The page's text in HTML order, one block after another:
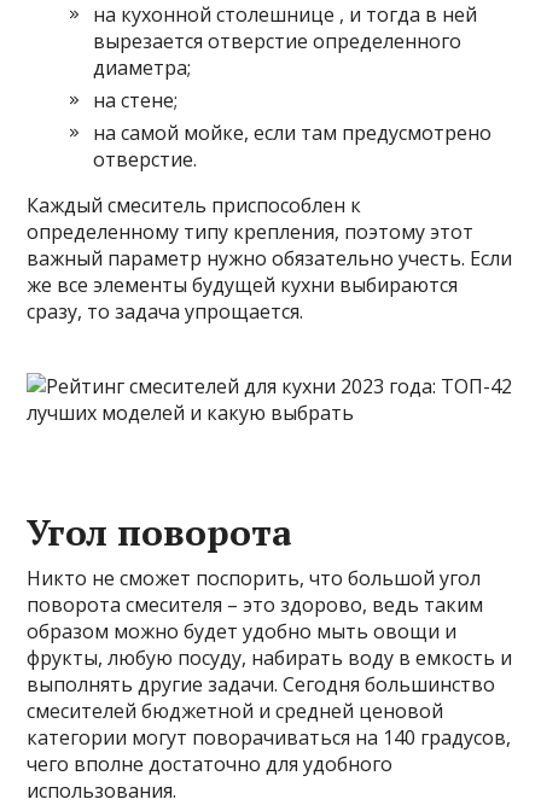
на кухонной столешнице , и тогда в ней
вырезается отверстие определенного
диаметра;
на стене;
на самой мойке, если там предусмотрено
отверстие.
Каждый смеситель приспособлен к
определенному типу крепления, поэтому этот
важный параметр нужно обязательно учесть. Если
же все элементы будущей кухни выбираются
сразу, то задача упрощается.
Угол поворота
Никто не сможет поспорить, что большой угол
поворота смесителя – это здорово, ведь таким
образом можно будет удобно мыть овощи и
фрукты, любую посуду, набирать воду в емкость и
выполнять другие задачи. Сегодня большинство
смесителей бюджетной и средней ценовой
категории могут поворачиваться на 140 градусов,
чего вполне достаточно для удобного
использования.